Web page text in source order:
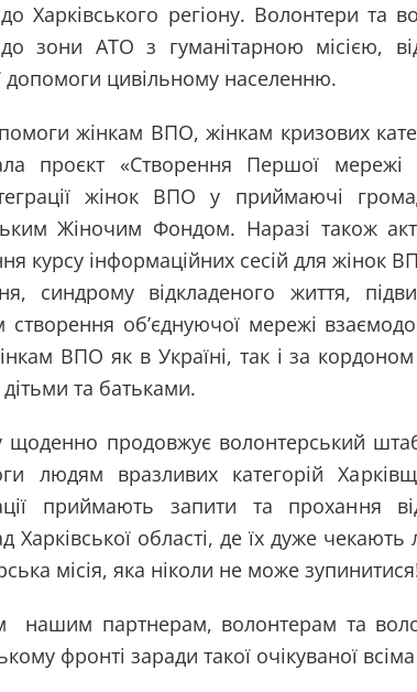
Харківського регіону. Волонтери та
зони АТО з гуманітарною місією,
допомоги цивільному населенню.
жінкам ВПО, жінкам кризових
проєкт «Створення Першої
жінок ВПО у приймаючі
Жіночим Фондом. Наразі також
курсу інформаційних сесій для жінок
синдрому відкладеного життя,
об’єднуючої мережі
ВПО як в Україні, так і за
та батьками.
продовжує волонтерський штаб
людям вразливих категорій
приймають запити та прохання
Харківської області, де їх дуже
місія, яка ніколи не може
нашим партнерам, волонтерам та
фронті заради такої очікуваної